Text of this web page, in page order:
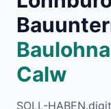
Calw
SOLL-
Alle Standorte
Über uns
Kontakt
Häufige Fragen FAQ
Blog